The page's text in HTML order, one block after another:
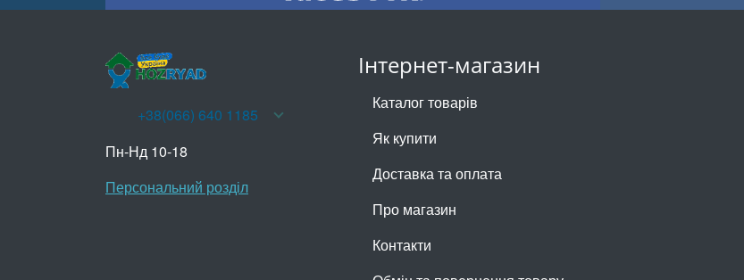
Інтернет-магазин
Каталог товарів
Як купити
Доставка та оплата
Про магазин
Контакти
+38(066) 640 1185
Пн-Нд 10-18
Персональний розділ